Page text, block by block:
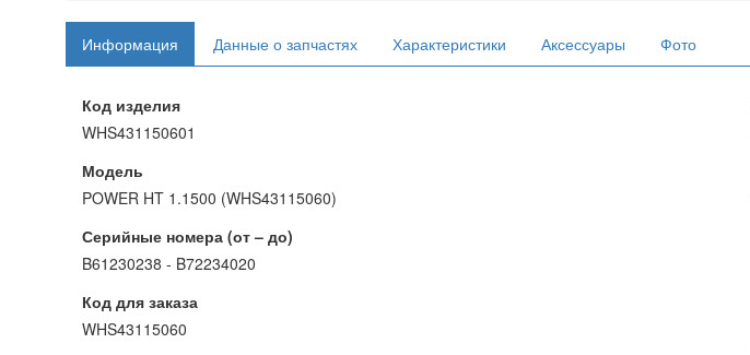
Информация Данные о запчастях Характеристики Аксессуары Фото
Код изделия
WHS431150601
Модель
POWER HT 1.1500 (WHS43115060)
Серийные номера (от – до)
B61230238 - B72234020
Код для заказа
WHS43115060